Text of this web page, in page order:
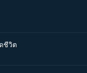
ชีวิต